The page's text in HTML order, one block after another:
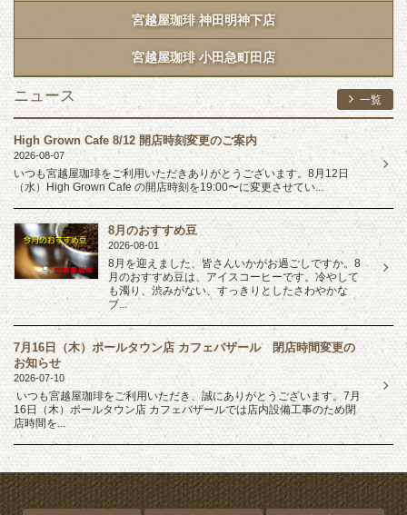
宮越屋珈琲 神田明神下店
宮越屋珈琲 小田急町田店
ニュース 一覧
High Grown Cafe 8/12 開店時刻変更のご案内
2026-08-07
いつも宮越屋珈琲をご利用いただきありがとうございます。8月12日
（水）High Grown Cafe の開店時刻を19:00〜に変更させてい...
8月のおすすめ豆
2026-08-01
8月を迎えました、皆さんいかがお過ごしですか。8
月のおすすめ豆は、アイスコーヒーです。冷やして
も濁り、渋みがない、すっきりとしたさわやかな
ブ...
7月16日（木）ポールタウン店 カフェバザール 閉店時間変更の
お知らせ
2026-07-10
いつも宮越屋珈琲をご利用いただき、誠にありがとうございます。7月
16日（木）ポールタウン店 カフェバザールでは店内設備工事のため閉
店時間を...